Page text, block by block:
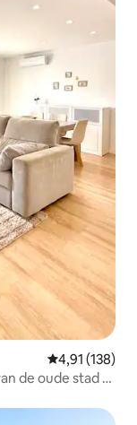
Gemiddelde
4,91 (138)
de oude stad •